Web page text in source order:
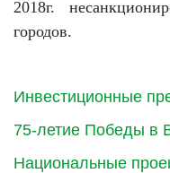
Инвестиционные
75-летие Победы в
Национальные
2018г.
городов.